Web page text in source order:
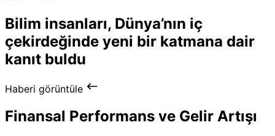
Bilim insanları, Dünya’nın iç
çekirdeğinde yeni bir katmana dair
kanıt buldu
Haberi görüntüle
Finansal Performans ve Gelir Artışı